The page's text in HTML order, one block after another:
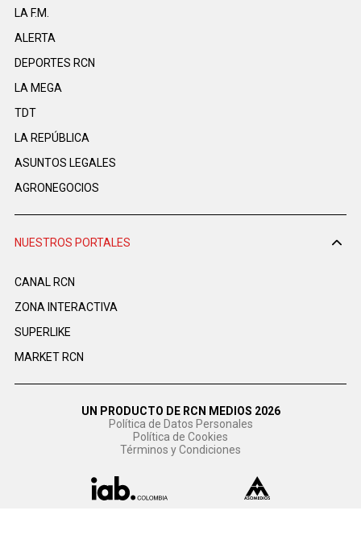
LA F.M.
ALERTA
DEPORTES RCN
LA MEGA
TDT
LA REPÚBLICA
ASUNTOS LEGALES
AGRONEGOCIOS
NUESTROS PORTALES
CANAL RCN
ZONA INTERACTIVA
SUPERLIKE
MARKET RCN
UN PRODUCTO DE RCN MEDIOS 2026
Política de Datos Personales
Política de Cookies
Términos y Condiciones